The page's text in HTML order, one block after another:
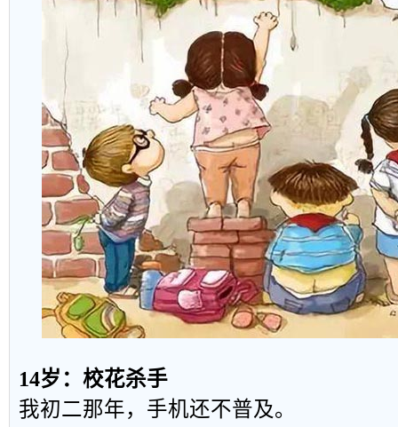
14岁：校花杀手
我初二那年，手机还不普及。